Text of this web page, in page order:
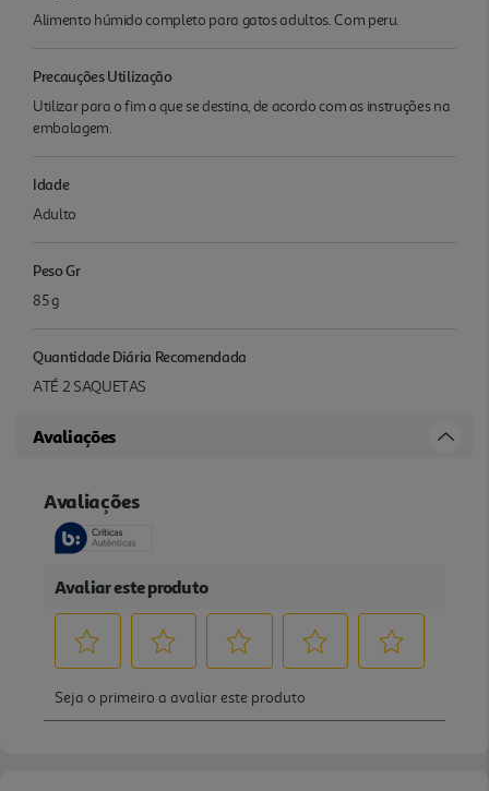
Alimento húmido completo para gatos adultos. Com peru.
Precauções Utilização
Utilizar para o fim a que se destina, de acordo com as instruções na
embalagem.
Idade
Adulto
Peso Gr
85 g
Quantidade Diária Recomendada
ATÉ 2 SAQUETAS
Avaliações